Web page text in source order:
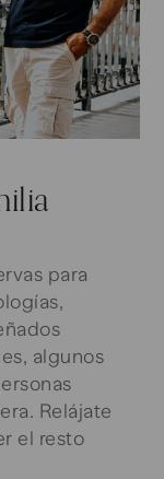
para
algunos
Relájate
el resto